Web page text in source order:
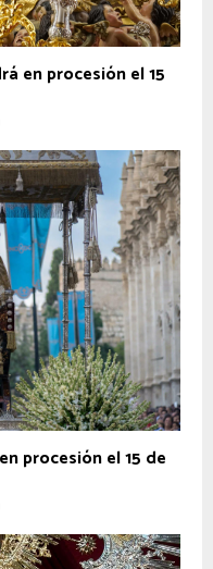
en procesión el 15
procesión el 15 de